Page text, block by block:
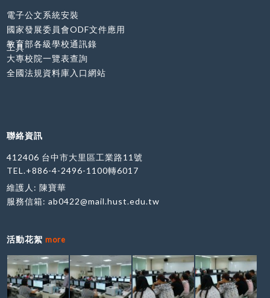
電子公文系統安裝
國家發展委員會ODF文件應用
工具
教育部各級學校通訊錄
大專校院一覽表查詢
全國法規資料庫入口網站
聯絡資訊
412406 台中市大里區工業路11號
TEL.+886-4-2496-1100轉6017
維護人: 陳寶華
服務信箱:ab0422@mail.hust.edu.tw
活動花絮more